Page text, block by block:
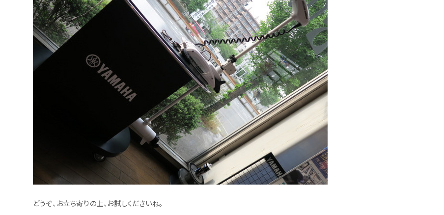
どうぞ、お立ち寄りの上、お試しくださいね。